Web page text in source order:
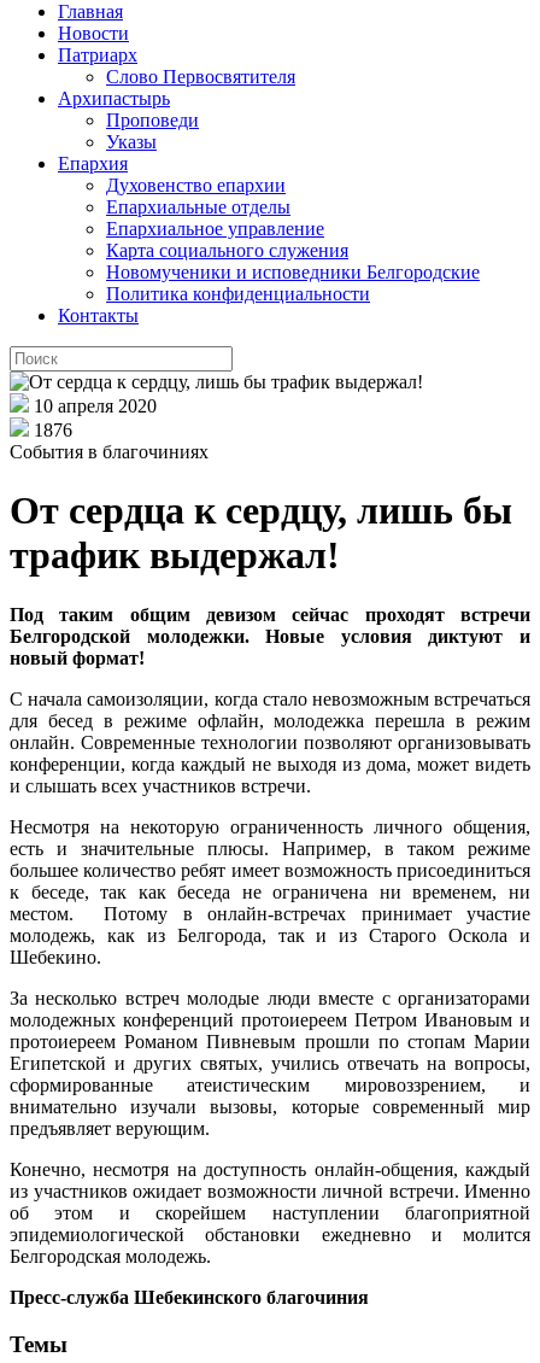
Главная
Новости
Патриарх
Слово Первосвятителя
Архипастырь
Проповеди
Указы
Епархия
Духовенство епархии
Епархиальные отделы
Епархиальное управление
Карта социального служения
Новомученики и исповедники Белгородские
Политика конфиденциальности
Контакты
10 апреля 2020
1876
События в благочиниях
От сердца к сердцу, лишь бы
трафик выдержал!
Под таким общим девизом сейчас проходят встречи
Белгородской молодежки. Новые условия диктуют и
новый формат!
С начала самоизоляции, когда стало невозможным встречаться
для бесед в режиме офлайн, молодежка перешла в режим
онлайн. Современные технологии позволяют организовывать
конференции, когда каждый не выходя из дома, может видеть
и слышать всех участников встречи.
Несмотря на некоторую ограниченность личного общения,
есть и значительные плюсы. Например, в таком режиме
большее количество ребят имеет возможность присоединиться
к беседе, так как беседа не ограничена ни временем, ни
местом. Потому в онлайн-встречах принимает участие
молодежь, как из Белгорода, так и из Старого Оскола и
Шебекино.
За несколько встреч молодые люди вместе с организаторами
молодежных конференций протоиереем Петром Ивановым и
протоиереем Романом Пивневым прошли по стопам Марии
Египетской и других святых, учились отвечать на вопросы,
сформированные атеистическим мировоззрением, и
внимательно изучали вызовы, которые современный мир
предъявляет верующим.
Конечно, несмотря на доступность онлайн-общения, каждый
из участников ожидает возможности личной встречи. Именно
об этом и скорейшем наступлении благоприятной
эпидемиологической обстановки ежедневно и молится
Белгородская молодежь.
Пресс-служба Шебекинского благочиния
Темы